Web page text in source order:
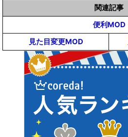
関連記事
便利MOD
見た目変更MOD